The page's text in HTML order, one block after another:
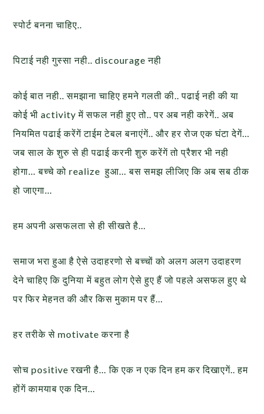
स्पोर्ट बनना चाहिए..
पिटाई नही गुस्सा नही.. discourage नही
कोई बात नही.. समझाना चाहिए हमने गलती की.. पढाई नही की या
कोई भी activity में सफल नही हुए तो.. पर अब नही करेगें.. अब
नियमित पढाई करेंगें टाईम टेबल बनाएंगें.. और हर रोज एक घंटा देगें…
जब साल के शुरु से ही पढाई करनी शुरु करेंगें तो प्रैशर भी नही
होगा… बच्चे को realize हुआ… बस समझ लीजिए कि अब सब ठीक
हो जाएगा…
हम अपनी असफलता से ही सीखते है…
समाज भरा हुआ है ऐसे उदाहरणो से बच्चों को अलग अलग उदाहरण
देने चाहिए कि दुनिया में बहुत लोग ऐसे हुए हैं जो पहले असफल हुए थे
पर फिर मेहनत की और किस मुकाम पर हैं…
हर तरीके से motivate करना है
सोच positive रखनी है… कि एक न एक दिन हम कर दिखाएगें.. हम
होंगें कामयाब एक दिन…